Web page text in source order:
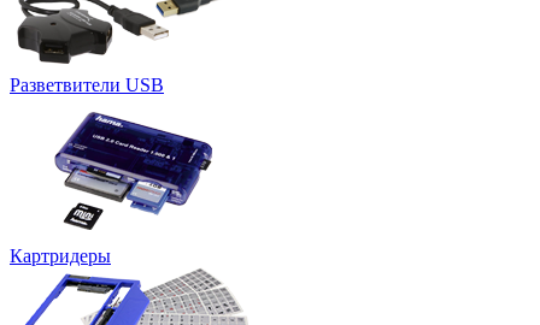
Разветвители USB
Картридеры